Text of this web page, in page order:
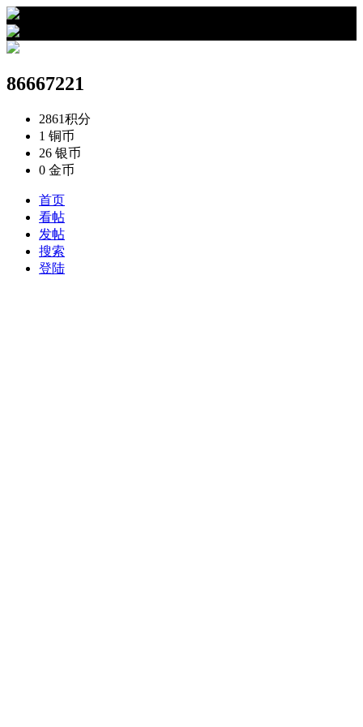
86667221
2861积分
1 铜币
26 银币
0 金币
首页
看帖
发帖
搜索
登陆